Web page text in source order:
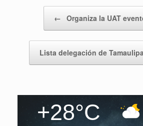
← Organiza la UAT
Lista delegación de
+28°C